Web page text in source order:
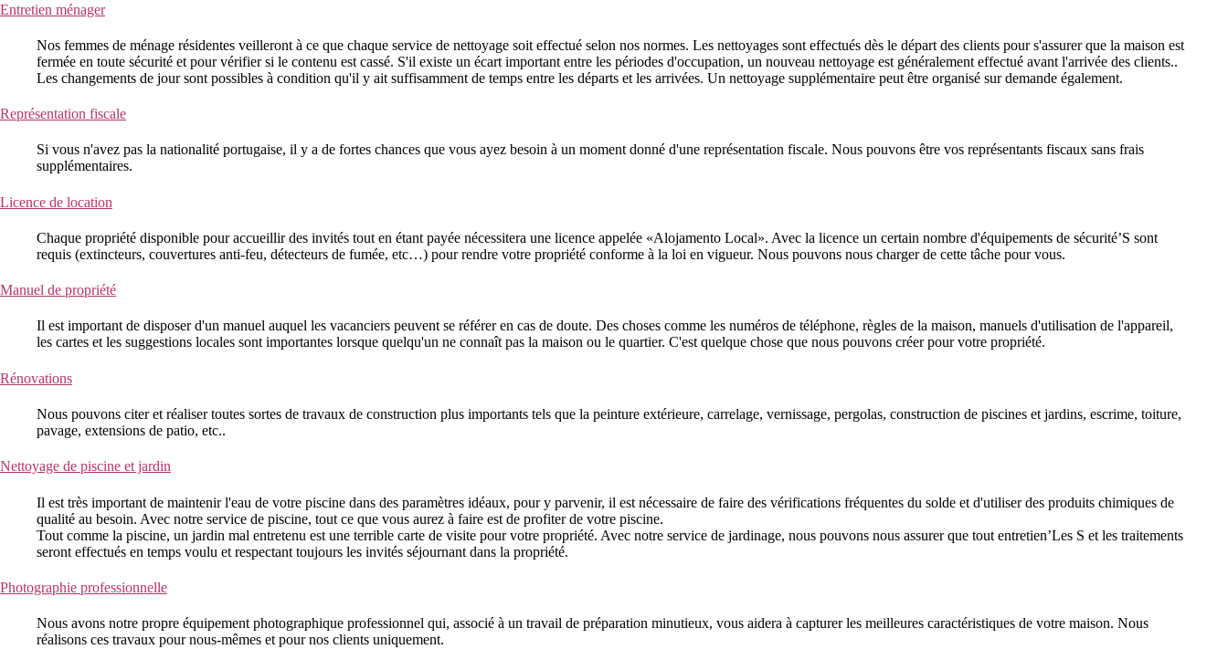
Entretien ménager
Nos femmes de ménage résidentes veilleront à ce que chaque service de nettoyage soit effectué selon nos normes. Les nettoyages sont effectués dès le départ des clients pour s'assurer que la maison est
fermée en toute sécurité et pour vérifier si le contenu est cassé. S'il existe un écart important entre les périodes d'occupation, un nouveau nettoyage est généralement effectué avant l'arrivée des clients..
Les changements de jour sont possibles à condition qu'il y ait suffisamment de temps entre les départs et les arrivées. Un nettoyage supplémentaire peut être organisé sur demande également.
Représentation fiscale
Si vous n'avez pas la nationalité portugaise, il y a de fortes chances que vous ayez besoin à un moment donné d'une représentation fiscale. Nous pouvons être vos représentants fiscaux sans frais
supplémentaires.
Licence de location
Chaque propriété disponible pour accueillir des invités tout en étant payée nécessitera une licence appelée «Alojamento Local». Avec la licence un certain nombre d'équipements de sécurité’S sont
requis (extincteurs, couvertures anti-feu, détecteurs de fumée, etc…) pour rendre votre propriété conforme à la loi en vigueur. Nous pouvons nous charger de cette tâche pour vous.
Manuel de propriété
Il est important de disposer d'un manuel auquel les vacanciers peuvent se référer en cas de doute. Des choses comme les numéros de téléphone, règles de la maison, manuels d'utilisation de l'appareil,
les cartes et les suggestions locales sont importantes lorsque quelqu'un ne connaît pas la maison ou le quartier. C'est quelque chose que nous pouvons créer pour votre propriété.
Rénovations
Nous pouvons citer et réaliser toutes sortes de travaux de construction plus importants tels que la peinture extérieure, carrelage, vernissage, pergolas, construction de piscines et jardins, escrime, toiture,
pavage, extensions de patio, etc..
Nettoyage de piscine et jardin
Il est très important de maintenir l'eau de votre piscine dans des paramètres idéaux, pour y parvenir, il est nécessaire de faire des vérifications fréquentes du solde et d'utiliser des produits chimiques de
qualité au besoin. Avec notre service de piscine, tout ce que vous aurez à faire est de profiter de votre piscine.
Tout comme la piscine, un jardin mal entretenu est une terrible carte de visite pour votre propriété. Avec notre service de jardinage, nous pouvons nous assurer que tout entretien’Les S et les traitements
seront effectués en temps voulu et respectant toujours les invités séjournant dans la propriété.
Photographie professionnelle
Nous avons notre propre équipement photographique professionnel qui, associé à un travail de préparation minutieux, vous aidera à capturer les meilleures caractéristiques de votre maison. Nous
réalisons ces travaux pour nous-mêmes et pour nos clients uniquement.